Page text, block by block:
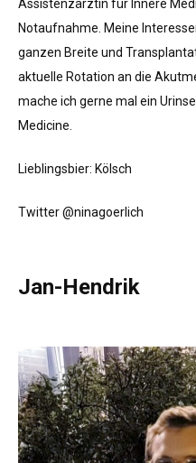
Assistenzärztin für Innere
Notaufnahme. Meine
ganzen Breite und
aktuelle Rotation an die
mache ich gerne mal ein
Medicine.
Lieblingsbier: Kölsch
Twitter @ninagoerlich
Jan-Hendrik